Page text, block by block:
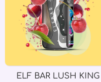
ELF BAR LUSH KING